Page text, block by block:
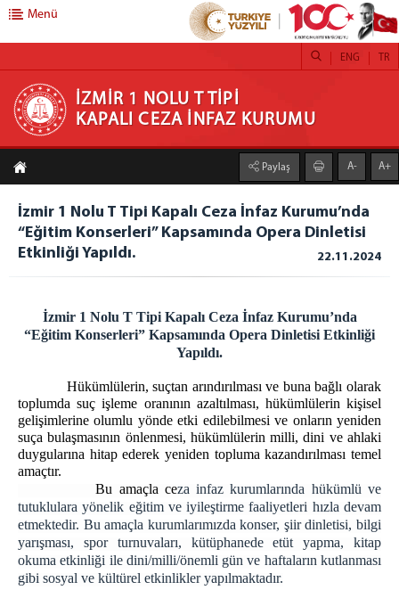
İZMİR 1 NOLU T TİPİ KAPALI CEZA İNFAZ
KURUMU
ANASAYFA
KURUMUMUZ
STOR PERDE
STOR ZEBRA PERDE ATÖLYESİ
TİYATROLARIMIZ
ATÖLYE VE İŞ YURTLARI
EMANET PARA
ZİYARET BİLGİLENDİRME
ZİYARET YÖNETMELİĞİ
ZİYARET KURALLARI
Cenazeye Katılım ve Hasta Ziyareti İçin
Doldurulacak Dilekçe Örneği
KAMPÜS CİK
İZMİR AÇIK CEZA İNFAZ KURUMU
Menü
İZMİR 1 NOLU T TİPİ
KAPALI CEZA İNFAZ KURUMU
TR
ENG
Paylaş A- A+
İzmir 1 Nolu T Tipi Kapalı Ceza İnfaz Kurumu’nda
“Eğitim Konserleri” Kapsamında Opera Dinletisi
Etkinliği Yapıldı.
22.11.2024
İzmir 1 Nolu T Tipi Kapalı Ceza İnfaz Kurumu’nda
“Eğitim Konserleri” Kapsamında Opera Dinletisi Etkinliği
Yapıldı.
Hükümlülerin, suçtan arındırılması ve buna bağlı olarak
toplumda suç işleme oranının azaltılması, hükümlülerin kişisel
gelişimlerine olumlu yönde etki edilebilmesi ve onların yeniden
suça bulaşmasının önlenmesi, hükümlülerin milli, dini ve ahlaki
duygularına hitap ederek yeniden topluma kazandırılması temel
amaçtır.
Bu amaçla ceza infaz kurumlarında hükümlü ve
tutuklulara yönelik eğitim ve iyileştirme faaliyetleri hızla devam
etmektedir. Bu amaçla kurumlarımızda konser, şiir dinletisi, bilgi
yarışması, spor turnuvaları, kütüphanede etüt yapma, kitap
okuma etkinliği ile dini/milli/önemli gün ve haftaların kutlanması
gibi sosyal ve kültürel etkinlikler yapılmaktadır.